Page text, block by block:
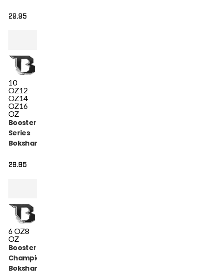
ALPHA BLACK GOLD)
29.95
10
OZ12
OZ14
OZ16
OZ
Booster Alpha
Series
Bokshandschoenen
ALPHA BLACK RED)
29.95
6 OZ8
OZ
Booster BT
Champion
Bokshandschoenen